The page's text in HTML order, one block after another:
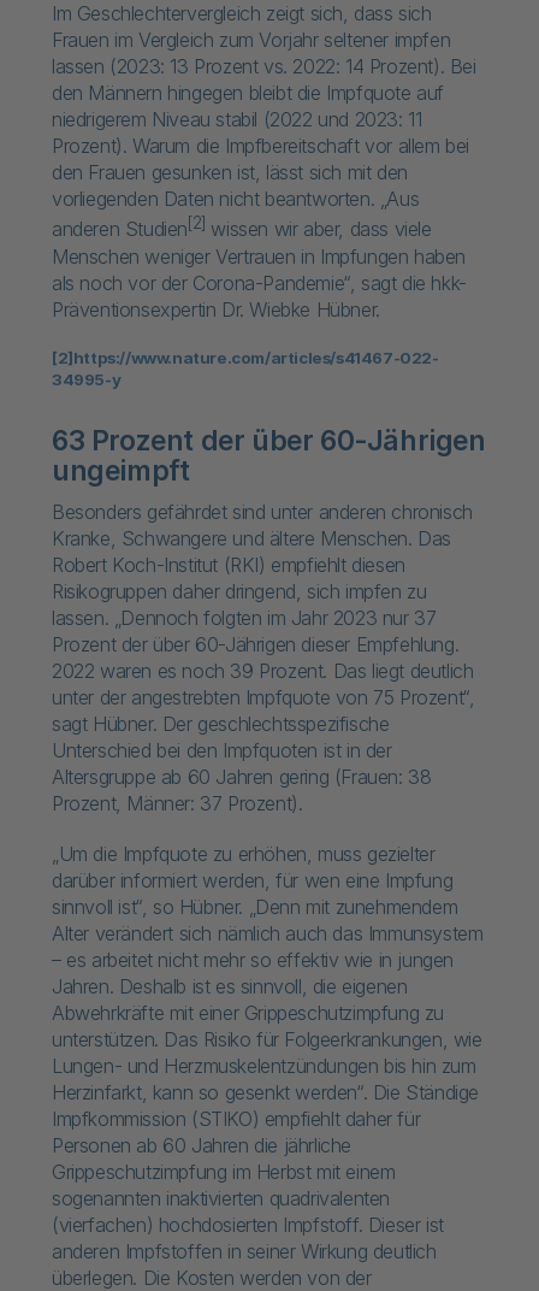
Im Geschlechtervergleich zeigt sich, dass sich
Frauen im Vergleich zum Vorjahr seltener impfen
lassen (2023: 13 Prozent vs. 2022: 14 Prozent). Bei
den Männern hingegen bleibt die Impfquote auf
niedrigerem Niveau stabil (2022 und 2023: 11
Prozent). Warum die Impfbereitschaft vor allem bei
den Frauen gesunken ist, lässt sich mit den
vorliegenden Daten nicht beantworten. „Aus
anderen Studien[2] wissen wir aber, dass viele
Menschen weniger Vertrauen in Impfungen haben
als noch vor der Corona-Pandemie“, sagt die hkk-
Präventionsexpertin Dr. Wiebke Hübner.
[2]https://www.nature.com/articles/s41467-022-
34995-y
63 Prozent der über 60-Jährigen
ungeimpft
Besonders gefährdet sind unter anderen chronisch
Kranke, Schwangere und ältere Menschen. Das
Robert Koch-Institut (RKI) empfiehlt diesen
Risikogruppen daher dringend, sich impfen zu
lassen. „Dennoch folgten im Jahr 2023 nur 37
Prozent der über 60-Jährigen dieser Empfehlung.
2022 waren es noch 39 Prozent. Das liegt deutlich
unter der angestrebten Impfquote von 75 Prozent“,
sagt Hübner. Der geschlechtsspezifische
Unterschied bei den Impfquoten ist in der
Altersgruppe ab 60 Jahren gering (Frauen: 38
Prozent, Männer: 37 Prozent).
„Um die Impfquote zu erhöhen, muss gezielter
darüber informiert werden, für wen eine Impfung
sinnvoll ist“, so Hübner. „Denn mit zunehmendem
Alter verändert sich nämlich auch das Immunsystem
– es arbeitet nicht mehr so effektiv wie in jungen
Jahren. Deshalb ist es sinnvoll, die eigenen
Abwehrkräfte mit einer Grippeschutzimpfung zu
unterstützen. Das Risiko für Folgeerkrankungen, wie
Lungen- und Herzmuskelentzündungen bis hin zum
Herzinfarkt, kann so gesenkt werden“. Die Ständige
Impfkommission (STIKO) empfiehlt daher für
Personen ab 60 Jahren die jährliche
Grippeschutzimpfung im Herbst mit einem
sogenannten inaktivierten quadrivalenten
(vierfachen) hochdosierten Impfstoff. Dieser ist
anderen Impfstoffen in seiner Wirkung deutlich
überlegen. Die Kosten werden von der